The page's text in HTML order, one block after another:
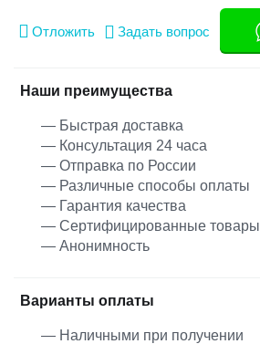
Отложить Задать вопрос
Наши преимущества
— Быстрая доставка
— Консультация 24 часа
— Отправка по России
— Различные способы оплаты
— Гарантия качества
— Сертифицированные товары
— Анонимность
Варианты оплаты
— Наличными при получении